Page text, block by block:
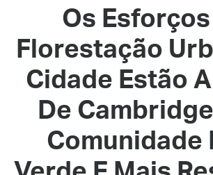
Os
Florestação
Cidade Estão
De
Comunidade